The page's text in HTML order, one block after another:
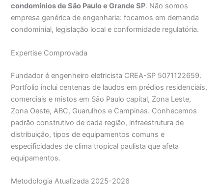
condomínios de São Paulo e Grande SP. Não somos
empresa genérica de engenharia: focamos em demanda
condominial, legislação local e conformidade regulatória.
Expertise Comprovada
Fundador é engenheiro eletricista CREA-SP 5071122659.
Portfolio inclui centenas de laudos em prédios residenciais,
comerciais e mistos em São Paulo capital, Zona Leste,
Zona Oeste, ABC, Guarulhos e Campinas. Conhecemos
padrão construtivo de cada região, infraestrutura de
distribuição, tipos de equipamentos comuns e
especificidades de clima tropical paulista que afeta
equipamentos.
Metodologia Atualizada 2025-2026